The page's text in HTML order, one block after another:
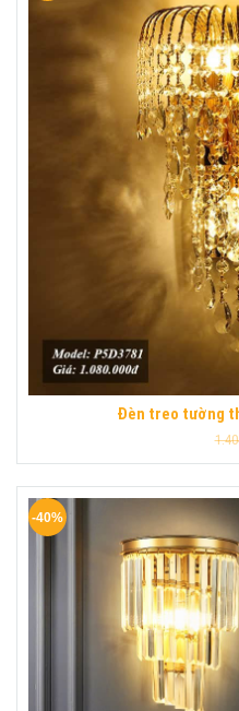
Đèn treo tường
-40%